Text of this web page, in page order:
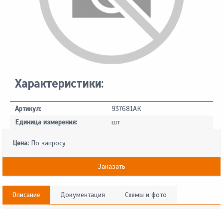
Характеристики:
Артикул:
937681АК
Единица измерения:
шт
Цена: По запросу
Заказать
Описание Документация Схемы и фото